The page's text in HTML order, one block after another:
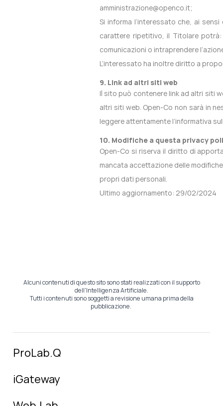
amministrazione@openco.it;
Si informa l’interessato che, ai
carattere ripetitivo, il Titolare
comunicazioni o intraprendere
L’interessato ha inoltre diritto a
9. Link ad altri siti web
Il sito può contenere link ad altri siti
altri siti web. Open-Co non sarà in
leggere attentamente l’informativa
10. Modifiche a questa privacy
Open-Co si riserva il diritto di
mancata accettazione delle
propri dati personali.
Ultimo aggiornamento: 29/02/2024
Alcuni contenuti di questo sito sono stati realizzati con il supporto
dell'Intelligenza Artificiale.
Tutti i contenuti sono soggetti a revisione umana prima della
pubblicazione.
ProLab.Q
iGateway